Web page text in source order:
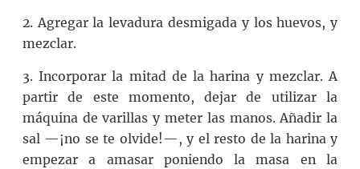
2. Agregar la levadura desmigada y los huevos, y
mezclar.
3. Incorporar la mitad de la harina y mezclar. A
partir de este momento, dejar de utilizar la
máquina de varillas y meter las manos. Añadir la
sal —¡no se te olvide!—, y el resto de la harina y
empezar a amasar poniendo la masa en la